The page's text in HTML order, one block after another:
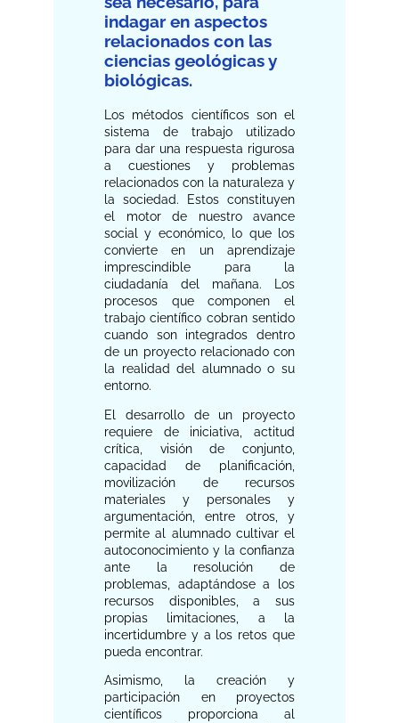
indagar en aspectos
relacionados con las
ciencias geológicas y
biológicas.
Los métodos científicos son el
sistema de trabajo utilizado
para dar una respuesta rigurosa
a cuestiones y problemas
relacionados con la naturaleza y
la sociedad. Estos constituyen
el motor de nuestro avance
social y económico, lo que los
convierte en un aprendizaje
imprescindible para la
ciudadanía del mañana. Los
procesos que componen el
trabajo científico cobran sentido
cuando son integrados dentro
de un proyecto relacionado con
la realidad del alumnado o su
entorno.
El desarrollo de un proyecto
requiere de iniciativa, actitud
crítica, visión de conjunto,
capacidad de planificación,
movilización de recursos
materiales y personales y
argumentación, entre otros, y
permite al alumnado cultivar el
autoconocimiento y la confianza
ante la resolución de
problemas, adaptándose a los
recursos disponibles, a sus
propias limitaciones, a la
incertidumbre y a los retos que
pueda encontrar.
Asimismo, la creación y
participación en proyectos
científicos proporciona al